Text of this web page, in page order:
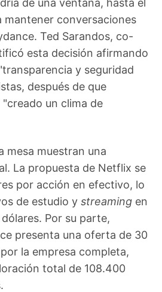
de una ventana, hasta el
mantener conversaciones
Ted Sarandos, co-
esta decisión afirmando
y seguridad
después de que
un clima de
mesa muestran una
La propuesta de Netflix se
por acción en efectivo, lo
de estudio y streaming en
Por su parte,
presenta una oferta de 30
la empresa completa,
total de 108.400